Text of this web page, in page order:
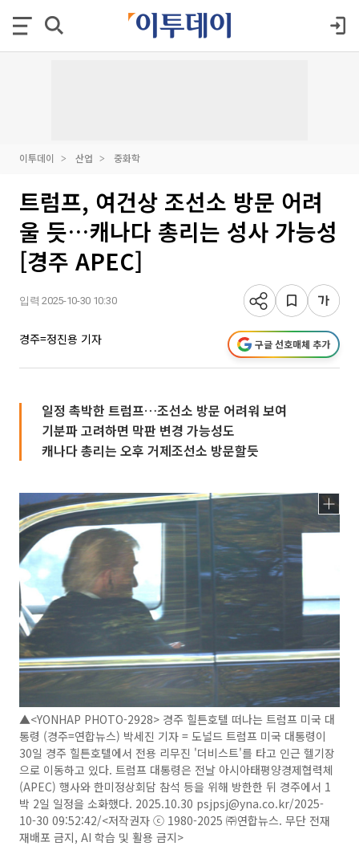
이투데이 산업 중화학
트럼프, 여건상 조선소 방문 어려
울 듯…캐나다 총리는 성사 가능성
[경주 APEC]
입력 2025-10-30 10:30
경주=정진용 기자 구글 선호매체 추가
일정 촉박한 트럼프…조선소 방문 어려워 보여
기분파 고려하면 막판 변경 가능성도
캐나다 총리는 오후 거제조선소 방문할듯
▲<YONHAP PHOTO-2928> 경주 힐튼호텔 떠나는 트럼프 미국 대
통령 (경주=연합뉴스) 박세진 기자 = 도널드 트럼프 미국 대통령이
30일 경주 힐튼호텔에서 전용 리무진 '더비스트'를 타고 인근 헬기장
으로 이동하고 있다. 트럼프 대통령은 전날 아시아태평양경제협력체
(APEC) 행사와 한미정상회담 참석 등을 위해 방한한 뒤 경주에서 1
박 2일 일정을 소화했다. 2025.10.30 psjpsj@yna.co.kr/2025-
10-30 09:52:42/<저작권자 ⓒ 1980-2025 ㈜연합뉴스. 무단 전재
재배포 금지, AI 학습 및 활용 금지>